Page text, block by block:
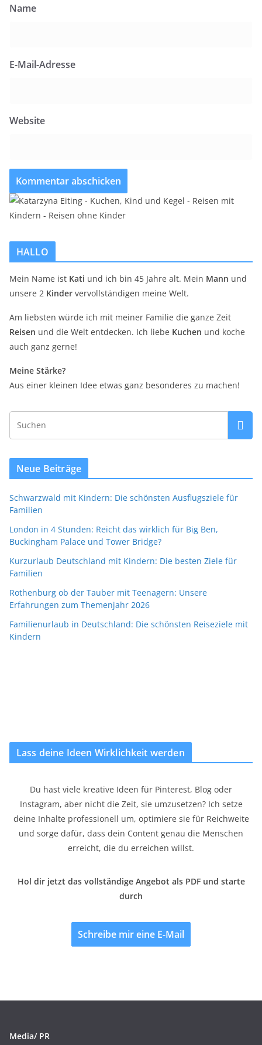
Name
E-Mail-Adresse
Website
HALLO
Mein Name ist Kati und ich bin 45 Jahre alt. Mein Mann und
unsere 2 Kinder vervollständigen meine Welt.
Am liebsten würde ich mit meiner Familie die ganze Zeit
Reisen und die Welt entdecken. Ich liebe Kuchen und koche
auch ganz gerne!
Meine Stärke?
Aus einer kleinen Idee etwas ganz besonderes zu machen!
Neue Beiträge
Schwarzwald mit Kindern: Die schönsten Ausflugsziele für
Familien
London in 4 Stunden: Reicht das wirklich für Big Ben,
Buckingham Palace und Tower Bridge?
Kurzurlaub Deutschland mit Kindern: Die besten Ziele für
Familien
Rothenburg ob der Tauber mit Teenagern: Unsere
Erfahrungen zum Themenjahr 2026
Familienurlaub in Deutschland: Die schönsten Reiseziele mit
Kindern
Lass deine Ideen Wirklichkeit werden
Du hast viele kreative Ideen für Pinterest, Blog oder
Instagram, aber nicht die Zeit, sie umzusetzen? Ich setze
deine Inhalte professionell um, optimiere sie für Reichweite
und sorge dafür, dass dein Content genau die Menschen
erreicht, die du erreichen willst.
Hol dir jetzt das vollständige Angebot als PDF und starte
durch
Schreibe mir eine E-Mail
Media/ PR